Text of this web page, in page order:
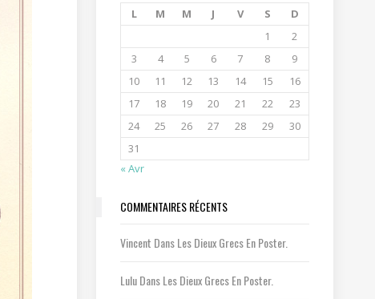
L
M M J V S
D
1
2
3
4 5 6 7 8
9
10
11 12 13 14 15
16
17
18 19 20 21 22
23
24
25 26 27 28 29
30
31
« Avr
COMMENTAIRES RÉCENTS
Vincent DansLes Dieux Grecs En Poster.
LuluDansLes Dieux Grecs En Poster.